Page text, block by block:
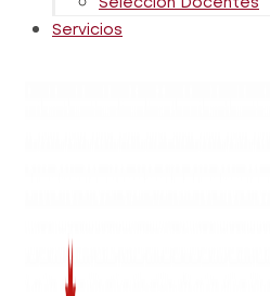
Selección Docentes
Servicios